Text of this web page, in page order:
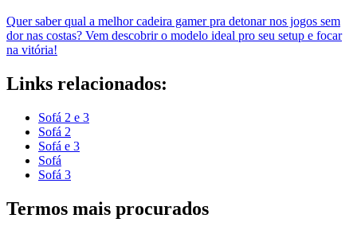
Quer saber qual a melhor cadeira gamer pra detonar nos jogos sem
dor nas costas? Vem descobrir o modelo ideal pro seu setup e focar
na vitória!
Links relacionados:
Sofá 2 e 3
Sofá 2
Sofá e 3
Sofá
Sofá 3
Termos mais procurados